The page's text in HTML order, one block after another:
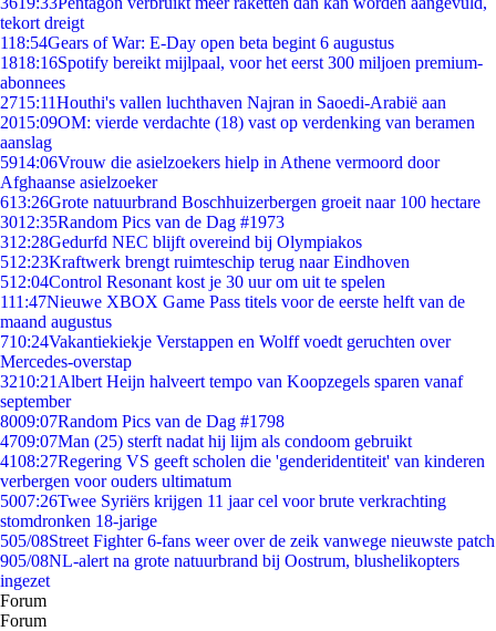
tekort dreigt
118:54Gears of War: E-Day open beta begint 6 augustus
1818:16Spotify bereikt mijlpaal, voor het eerst 300 miljoen premium-
abonnees
2715:11Houthi's vallen luchthaven Najran in Saoedi-Arabië aan
2015:09OM: vierde verdachte (18) vast op verdenking van beramen
aanslag
5914:06Vrouw die asielzoekers hielp in Athene vermoord door
Afghaanse asielzoeker
613:26Grote natuurbrand Boschhuizerbergen groeit naar 100 hectare
3012:35Random Pics van de Dag #1973
312:28Gedurfd NEC blijft overeind bij Olympiakos
512:23Kraftwerk brengt ruimteschip terug naar Eindhoven
512:04Control Resonant kost je 30 uur om uit te spelen
111:47Nieuwe XBOX Game Pass titels voor de eerste helft van de
maand augustus
710:24Vakantiekiekje Verstappen en Wolff voedt geruchten over
Mercedes-overstap
3210:21 Albert Heijn halveert tempo van Koopzegels sparen vanaf
september
8009:07Random Pics van de Dag #1798
4709:07Man (25) sterft nadat hij lijm als condoom gebruikt
4108:27Regering VS geeft scholen die 'genderidentiteit' van kinderen
verbergen voor ouders ultimatum
5007:26Twee Syriërs krijgen 11 jaar cel voor brute verkrachting
stomdronken 18-jarige
505/08Street Fighter 6-fans weer over de zeik vanwege nieuwste patch
905/08NL-alert na grote natuurbrand bij Oostrum, blushelikopters
ingezet
Forum
Forum